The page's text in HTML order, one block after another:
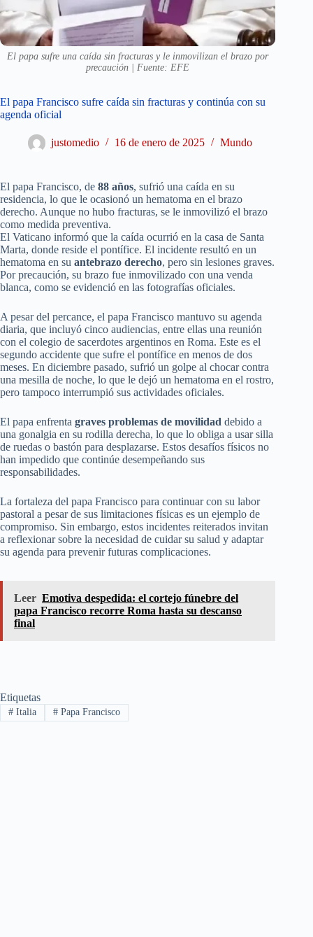
El papa sufre una caída sin fracturas y le inmovilizan el brazo por
precaución | Fuente: EFE
El papa Francisco sufre caída sin fracturas y continúa con su
agenda oficial
justomedio 16 de enero de 2025 Mundo
El papa Francisco, de 88 años, sufrió una caída en su
residencia, lo que le ocasionó un hematoma en el brazo
derecho. Aunque no hubo fracturas, se le inmovilizó el brazo
como medida preventiva.
El Vaticano informó que la caída ocurrió en la casa de Santa
Marta, donde reside el pontífice. El incidente resultó en un
hematoma en su antebrazo derecho, pero sin lesiones graves.
Por precaución, su brazo fue inmovilizado con una venda
blanca, como se evidenció en las fotografías oficiales.
A pesar del percance, el papa Francisco mantuvo su agenda
diaria, que incluyó cinco audiencias, entre ellas una reunión
con el colegio de sacerdotes argentinos en Roma. Este es el
segundo accidente que sufre el pontífice en menos de dos
meses. En diciembre pasado, sufrió un golpe al chocar contra
una mesilla de noche, lo que le dejó un hematoma en el rostro,
pero tampoco interrumpió sus actividades oficiales.
El papa enfrenta graves problemas de movilidad debido a
una gonalgia en su rodilla derecha, lo que lo obliga a usar silla
de ruedas o bastón para desplazarse. Estos desafíos físicos no
han impedido que continúe desempeñando sus
responsabilidades.
La fortaleza del papa Francisco para continuar con su labor
pastoral a pesar de sus limitaciones físicas es un ejemplo de
compromiso. Sin embargo, estos incidentes reiterados invitan
a reflexionar sobre la necesidad de cuidar su salud y adaptar
su agenda para prevenir futuras complicaciones.
Leer Emotiva despedida: el cortejo fúnebre del
papa Francisco recorre Roma hasta su descanso
final
Etiquetas
#Italia #Papa Francisco